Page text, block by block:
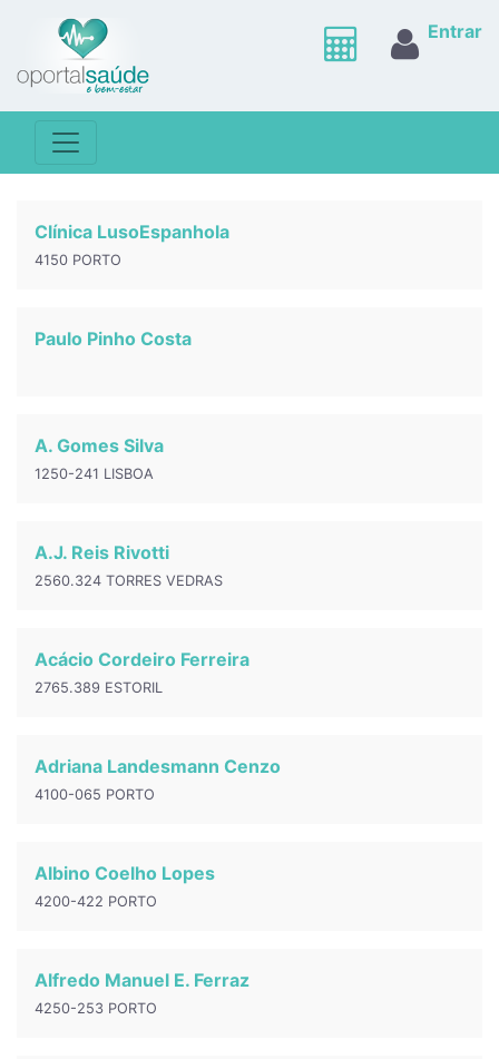
Entrar
Clínica LusoEspanhola
4150 PORTO
Paulo Pinho Costa
A. Gomes Silva
1250-241 LISBOA
A.J. Reis Rivotti
2560.324 TORRES VEDRAS
Acácio Cordeiro Ferreira
2765.389 ESTORIL
Adriana Landesmann Cenzo
4100-065 PORTO
Albino Coelho Lopes
4200-422 PORTO
Alfredo Manuel E. Ferraz
4250-253 PORTO